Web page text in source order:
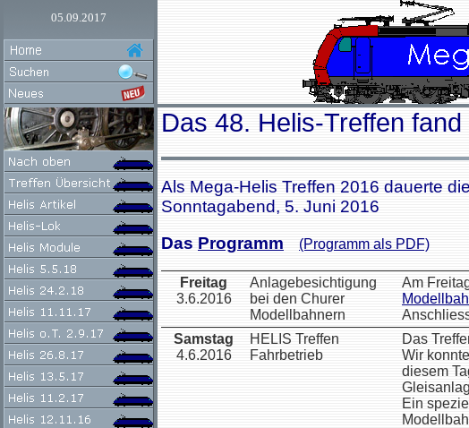
05.09.2017
Das 48. Helis-Treffen
Als Mega-Helis Treffen 2016 dauerte
Sonntagabend, 5. Juni 2016
Das Programm (Programm als PDF)
Freitag
3.6.2016
Anlagebesichtigung
bei den Churer
Modellbahnern
Am
Samstag
4.6.2016
HELIS Treffen
Fahrbetrieb
Das
Wir
diesem
Ein